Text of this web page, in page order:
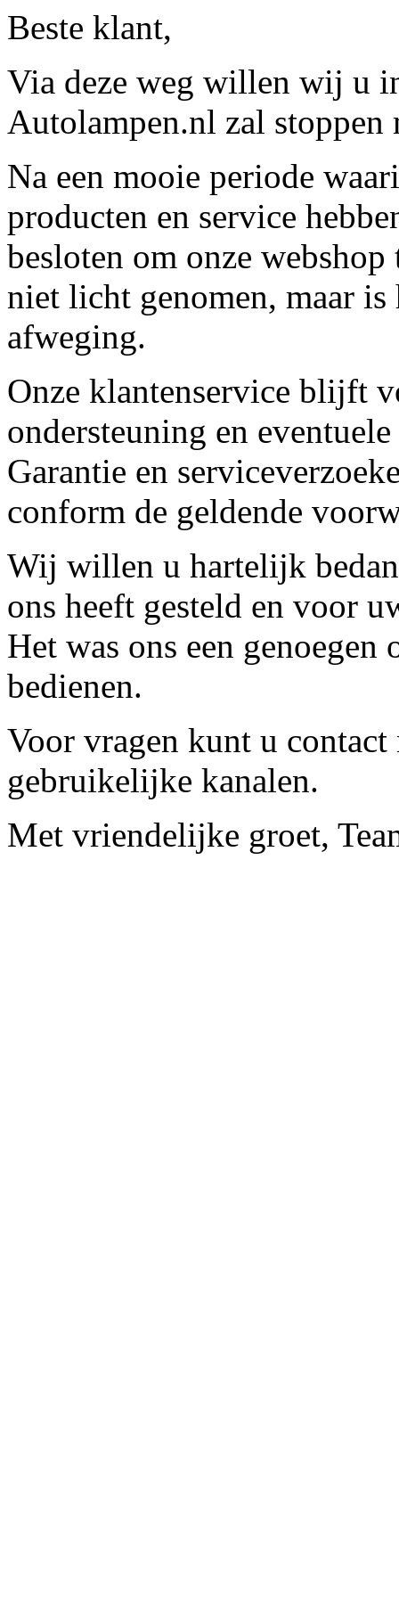
Beste klant,
Via deze weg willen wij u
Autolampen.nl zal stoppen
Na een mooie periode
producten en service
besloten om onze
niet licht genomen, maar
afweging.
Onze klantenservice blijft
ondersteuning en
Garantie en
conform de geldende
Wij willen u hartelijk
ons heeft gesteld en voor
Het was ons een
bedienen.
Voor vragen kunt u contact
gebruikelijke kanalen.
Met vriendelijke groet,